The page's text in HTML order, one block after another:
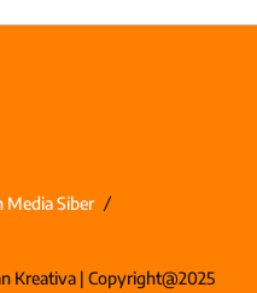
Media Siber
Kreativa | Copyright@2025